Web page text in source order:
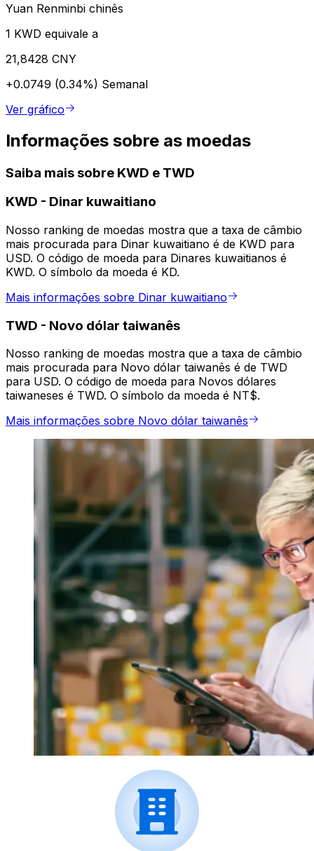
Yuan Renminbi chinês
1 KWD equivale a
21,8428 CNY
+0.0749 (0.34%) Semanal
Ver gráfico
Informações sobre as moedas
Saiba mais sobre KWD e TWD
KWD - Dinar kuwaitiano
Nosso ranking de moedas mostra que a taxa de câmbio
mais procurada para Dinar kuwaitiano é de KWD para
USD. O código de moeda para Dinares kuwaitianos é
KWD. O símbolo da moeda é KD.
Mais informações sobre Dinar kuwaitiano
TWD - Novo dólar taiwanês
Nosso ranking de moedas mostra que a taxa de câmbio
mais procurada para Novo dólar taiwanês é de TWD
para USD. O código de moeda para Novos dólares
taiwaneses é TWD. O símbolo da moeda é NT$.
Mais informações sobre Novo dólar taiwanês